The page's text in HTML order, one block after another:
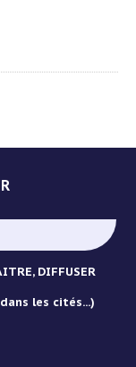
DIFFUSER
les cités...)